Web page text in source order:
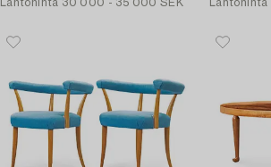
Lähtöhinta 30 000 - 35 000 SEK
Lähtöhinta